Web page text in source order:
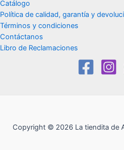
Catálogo
Política de calidad, garantía y
Términos y condiciones
Contáctanos
Libro de Reclamaciones
Copyright © 2026 La tiendita de